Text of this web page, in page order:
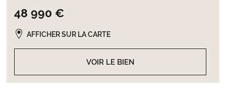
48 990 €
VOIR LE BIEN
AFFICHER SUR LA CARTE